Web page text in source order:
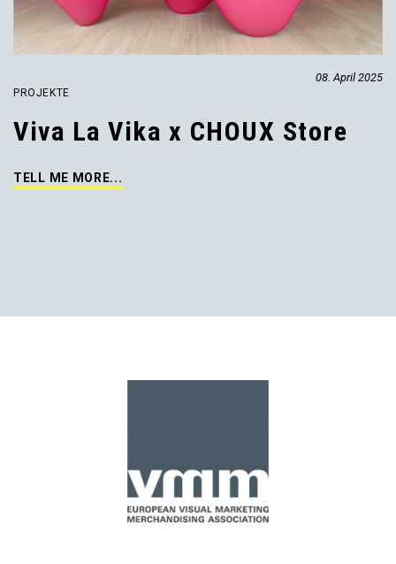
08. April 2025
PROJEKTE
Viva La Vika x CHOUX Store
TELL ME MORE...